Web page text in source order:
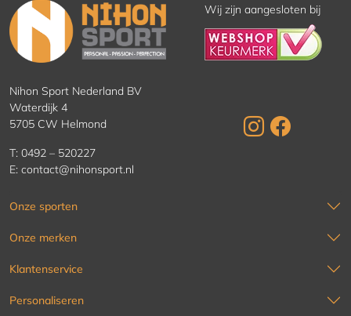
Wij zijn aangesloten bij
Nihon Sport Nederland BV
Waterdijk 4
5705 CW Helmond
T: 0492 – 520227
E: contact@nihonsport.nl
Onze sporten
Onze merken
Klantenservice
Personaliseren